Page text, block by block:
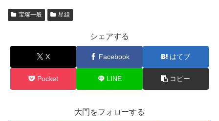
宝塚一般 星組
シェアする
X Facebook はてブ
Pocket LINE コピー
大門をフォローする